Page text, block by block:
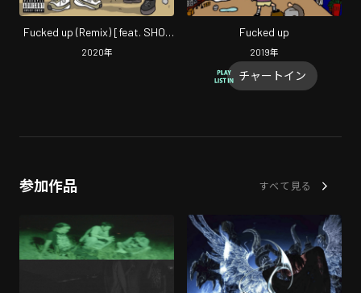
Fucked up (Remix) [feat. SHO-
SENSEI!!]
2020年
Fucked up
2019年
チャートイン
参加作品 すべて見る